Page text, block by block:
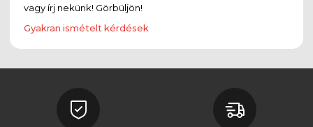
vagy írj nekünk! Görbüljön!
Gyakran ismételt kérdések